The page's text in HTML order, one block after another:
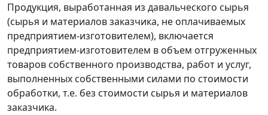
Продукция, выработанная из давальческого сырья
(сырья и материалов заказчика, не оплачиваемых
предприятием-изготовителем), включается
предприятием-изготовителем в объем отгруженных
товаров собственного производства, работ и услуг,
выполненных собственными силами по стоимости
обработки, т.е. без стоимости сырья и материалов
заказчика.